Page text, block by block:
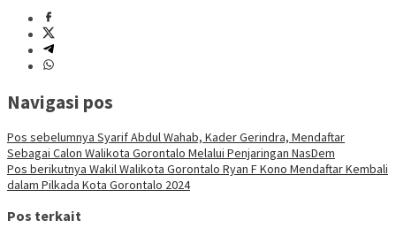
Navigasi pos
Pos sebelumnya Syarif Abdul Wahab, Kader Gerindra, Mendaftar
Sebagai Calon Walikota Gorontalo Melalui Penjaringan NasDem
Pos berikutnya Wakil Walikota Gorontalo Ryan F Kono Mendaftar Kembali
dalam Pilkada Kota Gorontalo 2024
Pos terkait